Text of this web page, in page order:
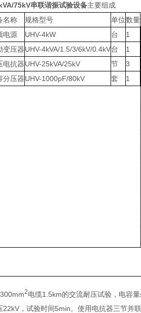
75kV串联谐振试验设备主要组成
名称 规格型号 单位数量
电源 UHV-4kW 台
1
变压器UHV-4kVA/1.5/3/6kV/0.4kV台
1
电抗器UHV-25kVA/25kV 节
3
分压器UHV-1000pF/80kV 套 1
2电缆1.5km的交流耐压试验，电容
22kV，试验时间5min。使用电抗器三节并